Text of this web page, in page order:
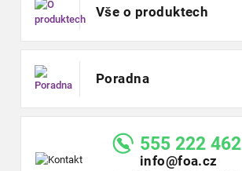
Vše o produktech
Poradna
555 222 462
info@foa.cz